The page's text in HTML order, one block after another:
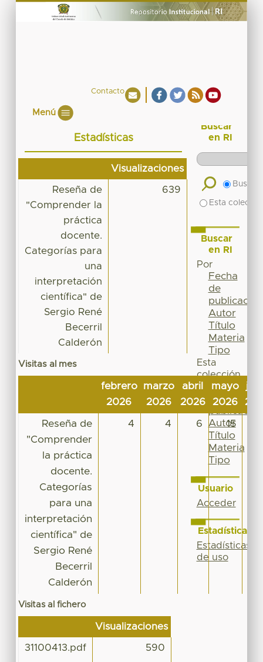
Contacto
Menú
Estadísticas
Visualizaciones
Reseña de
"Comprender la
práctica
docente.
Categorías para
una
interpretación
científica" de
Sergio René
Becerril
Calderón
639
Visitas al mes
febrero
2026
marzo
2026
abril
2026
mayo
2026
Reseña de
"Comprender
la práctica
docente.
Categorías
para una
interpretación
científica" de
Sergio René
Becerril
Calderón
4 4 6 15
Visitas al fichero
Visualizaciones
31100413.pdf 590
Buscar
en RI
Buscar
Esta
Buscar
en RI
Por
Fecha
de
publicación
Autor
Título
Materia
Tipo
Esta
colección
Fecha
de
publicación
Autor
Título
Materia
Tipo
Usuario
Acceder
Estadísticas
Estadísticas
de uso